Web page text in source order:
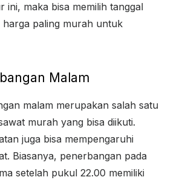
ini, maka bisa memilih tanggal
paling murah untuk
Malam
malam merupakan salah satu
murah yang bisa diikuti.
juga bisa mempengaruhi
Biasanya, penerbangan pada
setelah pukul 22.00 memiliki